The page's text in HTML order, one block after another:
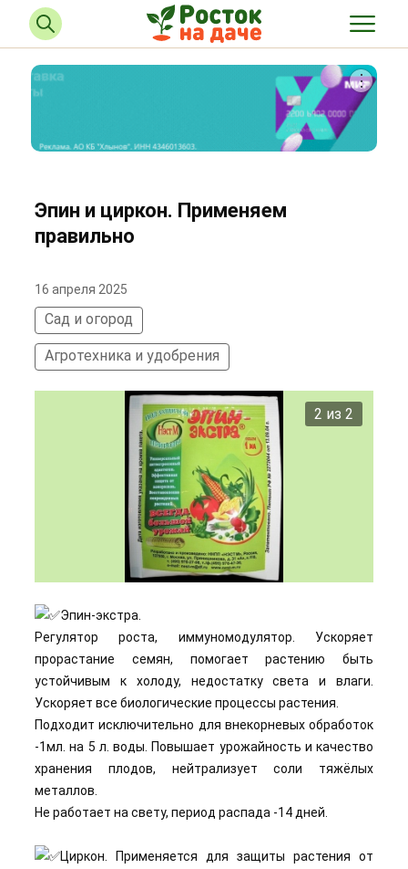
Эпин и циркон. Применяем
правильно
16 апреля 2025
Сад и огород
Агротехника и удобрения
2 из 2
Эпин-экстра.
Регулятор роста, иммуномодулятор. Ускоряет
прорастание семян, помогает растению быть
устойчивым к холоду, недостатку света и влаги.
Ускоряет все биологические процессы растения.
Подходит исключительно для внекорневых обработок
-1мл. на 5 л. воды. Повышает урожайность и качество
хранения плодов, нейтрализует соли тяжёлых
металлов.
Не работает на свету, период распада -14 дней.
Циркон. Применяется для защиты растения от